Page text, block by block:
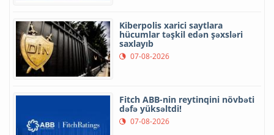
Kiberpolis xarici saytlara
hücumlar təşkil edən şəxsləri
saxlayıb
07-08-2026
Fitch ABB-nin reytinqini növbəti
dəfə yüksəltdi!
07-08-2026